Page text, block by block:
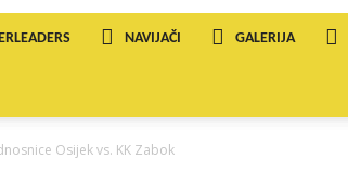
NAVIJAČI GALERIJA
Osijek vs. KK Zabok